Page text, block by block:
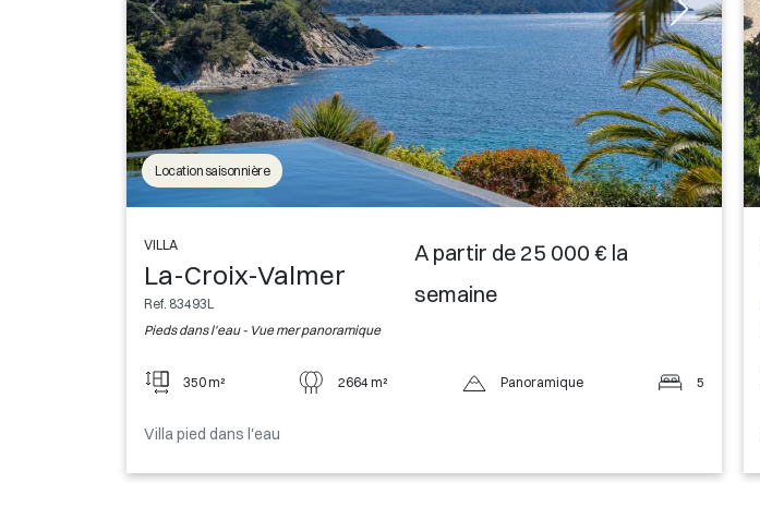
Location saisonnière
VILLA
La-Croix-Valmer
Ref. 83493L
Pieds dans l'eau - Vue mer panoramique
A partir de 25 000 € la
semaine
350 m² 2664 m² Panoramique 5
Villa pied dans l'eau